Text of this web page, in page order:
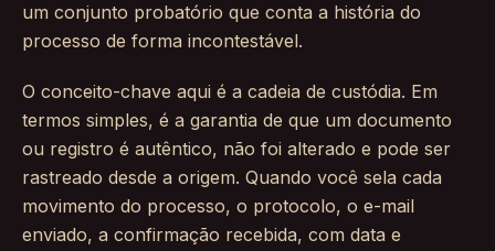
um conjunto probatório que conta a história do
processo de forma incontestável.
O conceito-chave aqui é a cadeia de custódia. Em
termos simples, é a garantia de que um documento
ou registro é autêntico, não foi alterado e pode ser
rastreado desde a origem. Quando você sela cada
movimento do processo, o protocolo, o e-mail
enviado, a confirmação recebida, com data e